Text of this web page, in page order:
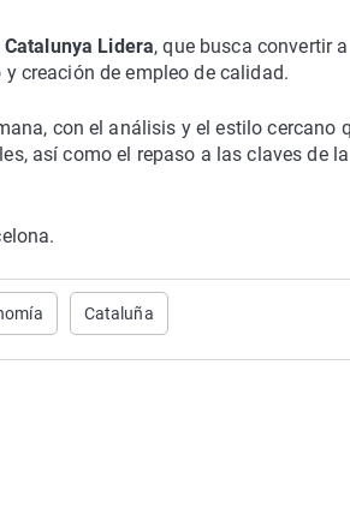
Lidera, que busca convertir a
creación de empleo de calidad.
con el análisis y el estilo cercano
así como el repaso a las claves de la
Cataluña